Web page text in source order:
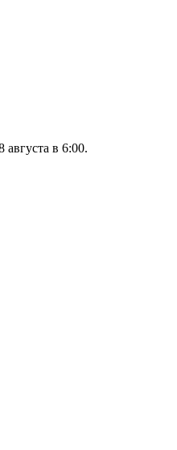
августа в 6:00.